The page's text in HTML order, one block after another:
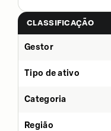
CLASSIFICAÇÃO
Gestor
Tipo de ativo
Categoria
Região